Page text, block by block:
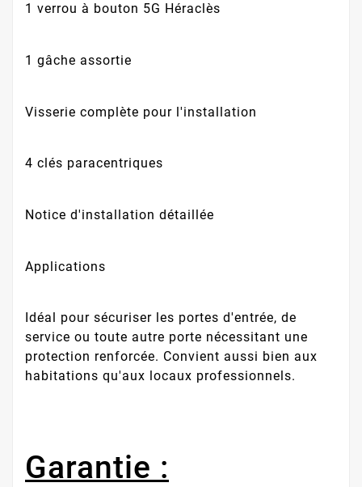
1 verrou à bouton 5G Héraclès
1 gâche assortie
Visserie complète pour l'installation
4 clés paracentriques
Notice d'installation détaillée
Applications
Idéal pour sécuriser les portes d'entrée, de
service ou toute autre porte nécessitant une
protection renforcée. Convient aussi bien aux
habitations qu'aux locaux professionnels.
Garantie :